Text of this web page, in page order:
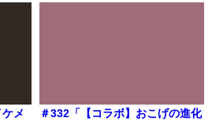
メ
＃332「【コラボ】おこげの進化